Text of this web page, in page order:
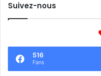
l
e
c
s
Suivez-nous
516
Fans